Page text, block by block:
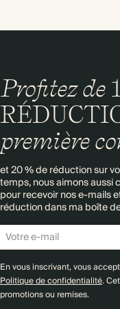
Profitez de
première
et 20 % de réduction sur
temps, nous aimons aussi
pour recevoir nos e-mails
réduction dans ma boîte
En vous inscrivant, vous
Politique de confidentialité.
promotions ou remises.